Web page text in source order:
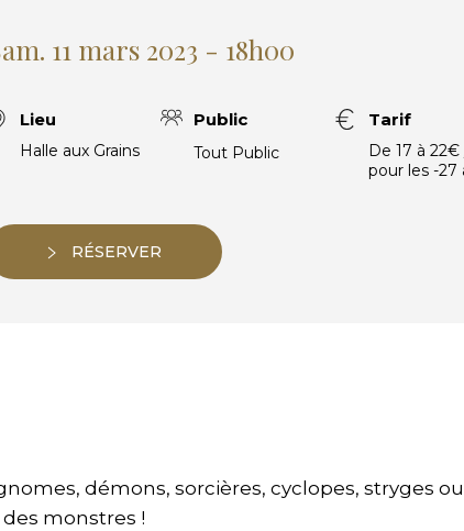
11 mars 2023 - 18h00
Lieu
Halle aux Grains
Public
Tout Public
Tarif
De 17 à
pour les -27
RÉSERVER
démons, sorcières, cyclopes, stryges ou
monstres !